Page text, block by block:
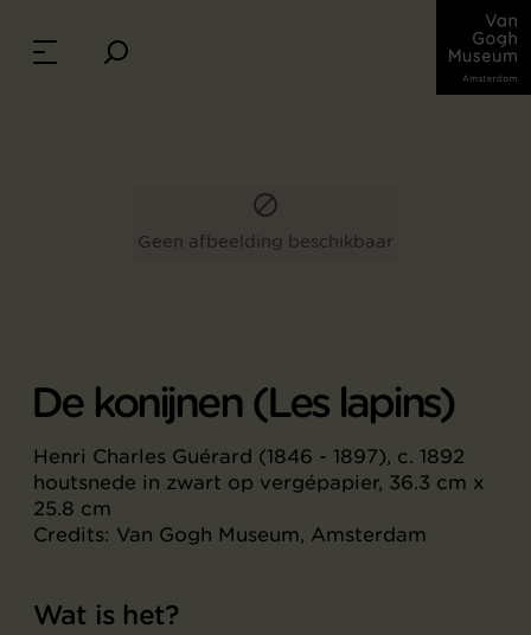
Geen afbeelding beschikbaar
De konijnen (Les lapins)
Henri Charles Guérard (1846 - 1897), c. 1892
houtsnede in zwart op vergépapier, 36.3 cm x
25.8 cm
Credits: Van Gogh Museum, Amsterdam
Wat is het?